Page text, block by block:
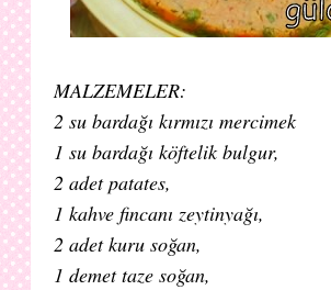
MALZEMELER:
2 su bardağı kırmızı mercimek
1 su bardağı köftelik bulgur,
2 adet patates,
1 kahve fincanı zeytinyağı,
2 adet kuru soğan,
1 demet taze soğan,